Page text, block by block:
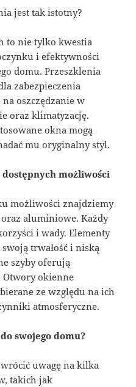
jest tak istotny?
to nie tylko kwestia
i efektywności
domu. Przeszklenia
zabezpieczenia
na oszczędzanie w
oraz klimatyzację.
okna mogą
mu oryginalny styl.
możliwości
możliwości znajdziemy
aluminiowe. Każdy
i wady. Elementy
trwałość i niską
szyby oferują
okienne
ze względu na ich
atmosferyczne.
swojego domu?
uwagę na kilka
takich jak